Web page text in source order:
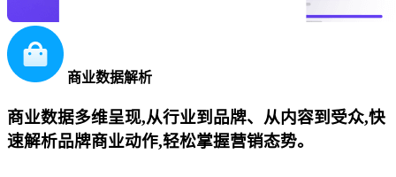
商业数据解析
商业数据多维呈现,从行业到品牌、从内容到受众,快
速解析品牌商业动作,轻松掌握营销态势。